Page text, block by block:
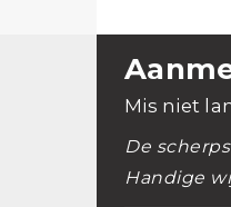
Mis niet
De
Handige